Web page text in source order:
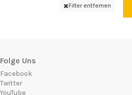
Filter entfernen
Folge Uns
Facebook
Twitter
YouTube